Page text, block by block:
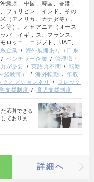
縄県、中国、韓国、香港、
フィリピン、インド、その
（アメリカ、カナダ等）、
等）、オセアニア（オース
パ（イギリス、フランス、
ロッコ、エジプト、UAE、
企業
海外展開あり（日系
ベンチャー企業
管理職・
が必要 英語力不問
転勤
経験可） 海外転勤
年収
クオプションあり
フレック
支援制度 育児支援制度
応募できる
ておりま
詳細へ